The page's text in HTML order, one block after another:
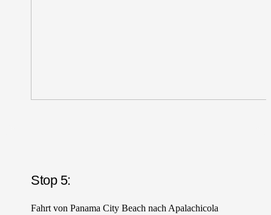
Stop 5:
Fahrt von Panama City Beach nach Apalachicola